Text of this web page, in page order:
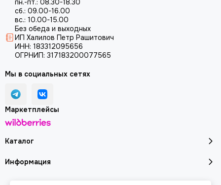
пн.-пт.: 08.30-18.30
сб.: 09.00-16.00
вс.: 10.00-15.00
Без обеда и выходных
ИП Халилов Петр Рашитович
ИНН: 183312095656
ОГРНИП: 317183200077565
Каталог
Информация
Мы в социальных сетях
Маркетплейсы